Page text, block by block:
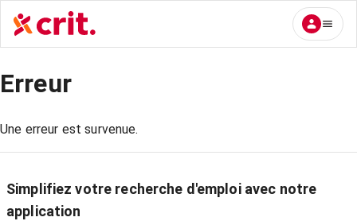
Erreur
Une erreur est survenue.
Simplifiez votre recherche d'emploi avec notre
application